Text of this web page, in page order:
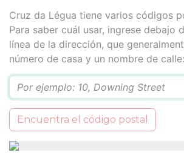
Cruz da Légua tiene varios códigos
Para saber cuál usar, ingrese debajo
línea de la dirección, que
número de casa y un nombre de calle:
Encuentra el código postal